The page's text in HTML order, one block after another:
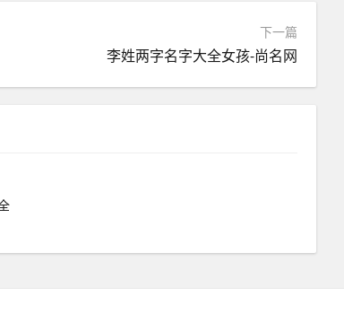
下一篇
李姓两字名字大全女孩-尚名网